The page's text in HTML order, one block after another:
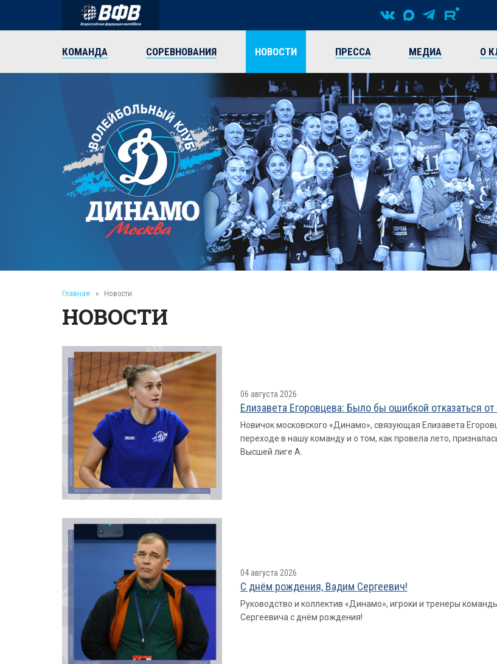
КОМАНДА СОРЕВНОВАНИЯ НОВОСТИ ПРЕССА МЕДИА О
Главная » Новости
НОВОСТИ
06 августа 2026
Елизавета Егоровцева: Было бы ошибкой отказаться
Новичок московского «Динамо», связующая Елизавета
переходе в нашу команду и о том, как провела лето,
Высшей лиге А.
04 августа 2026
С днём рождения, Вадим Сергеевич!
Руководство и коллектив «Динамо», игроки и тренеры
Сергеевича с днём рождения!